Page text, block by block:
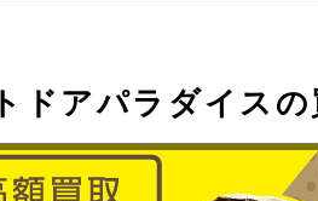
ドアパラダイスの